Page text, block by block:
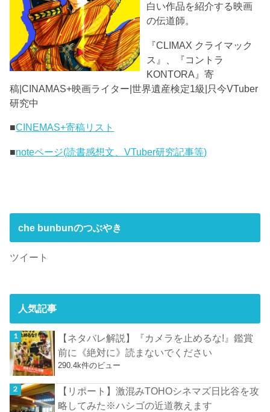
白い作品を紹介する映画
の伝道師。
『CLIMAX クライマック
ス』、『コントラ
KONTORA』寄
稿|CINAMAS+映画ライター|世界遺産検定1級|只今VTuber
研究中
■CINEMAS+寄稿リスト
■noteページ(読書感想文、VTuber研究記事等)
che bunbunのつぶやき
ツイート
人気記事
【ネタバレ解説】『カメラを止めるな!』鑑賞
前に《絶対に》読まないでください
290.4k件のビュー
【リポート】激混みTOHOシネマズ日比谷を攻
略してみた※ハシゴの近道教えます